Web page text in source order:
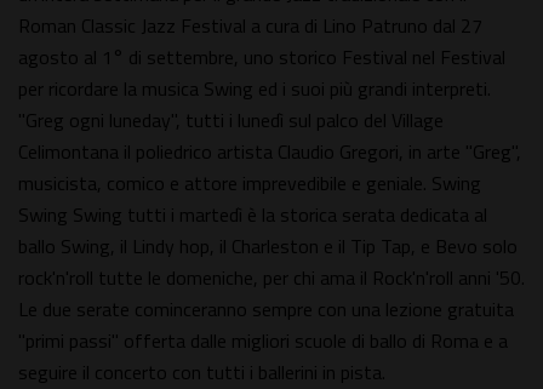
Roman Classic Jazz Festival a cura di Lino Patruno dal 27
agosto al 1° di settembre, uno storico Festival nel Festival
per ricordare la musica Swing ed i suoi più grandi interpreti.
"Greg ogni luneday", tutti i lunedì sul palco del Village
Celimontana il poliedrico artista Claudio Gregori, in arte "Greg",
musicista, comico e attore imprevedibile e geniale. Swing
Swing Swing tutti i martedì è la storica serata dedicata al
ballo Swing, il Lindy hop, il Charleston e il Tip Tap, e Bevo solo
rock'n'roll tutte le domeniche, per chi ama il Rock'n'roll anni '50.
Le due serate cominceranno sempre con una lezione gratuita
"primi passi" offerta dalle migliori scuole di ballo di Roma e a
seguire il concerto con tutti i ballerini in pista.